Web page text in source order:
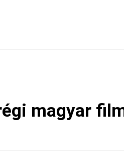
magyar